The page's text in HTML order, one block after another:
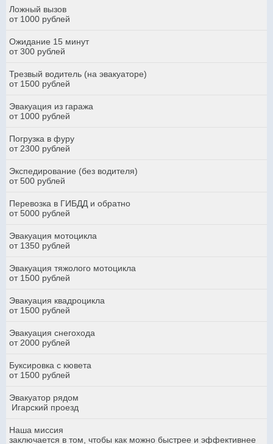
Ложный вызов
от 1000 рублей
Ожидание 15 минут
от 300 рублей
Трезвый водитель (на эвакуаторе)
от 1500 рублей
Эвакуация из гаража
от 1000 рублей
Погрузка в фуру
от 2300 рублей
Экспедирование (без водителя)
от 500 рублей
Перевозка в ГИБДД и обратно
от 5000 рублей
Эвакуация мотоцикла
от 1350 рублей
Эвакуация тяжолого мотоцикла
от 1500 рублей
Эвакуация квадроцикла
от 1500 рублей
Эвакуация снегохода
от 2000 рублей
Буксировка с кювета
от 1500 рублей
Эвакуатор рядом
Игарский проезд
Наша миссия
заключается в том, чтобы как можно быстрее и эффективнее